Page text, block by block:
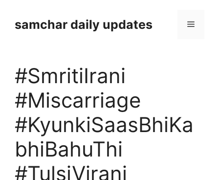
contentsamchar daily updates Menu
#SmritiIrani
#Miscarriage
#KyunkiSaasBhiKa
bhiBahuThi
#TulsiVirani